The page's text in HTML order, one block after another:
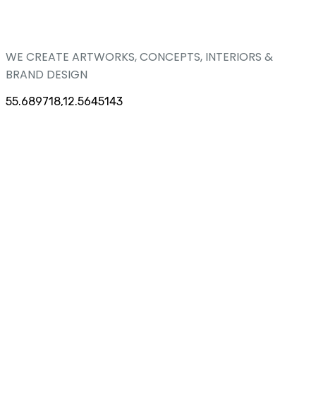
WE CREATE ARTWORKS, CONCEPTS, INTERIORS &
BRAND DESIGN
55.689718,12.5645143